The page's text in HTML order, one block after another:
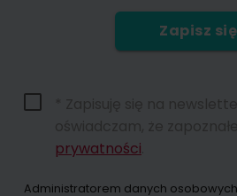
Zapisz się
prywatności
Administratorem danych osobowych